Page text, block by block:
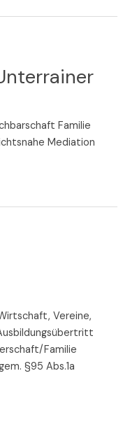
Familie
Mediation
Vereine,
Familie
§95 Abs.1a